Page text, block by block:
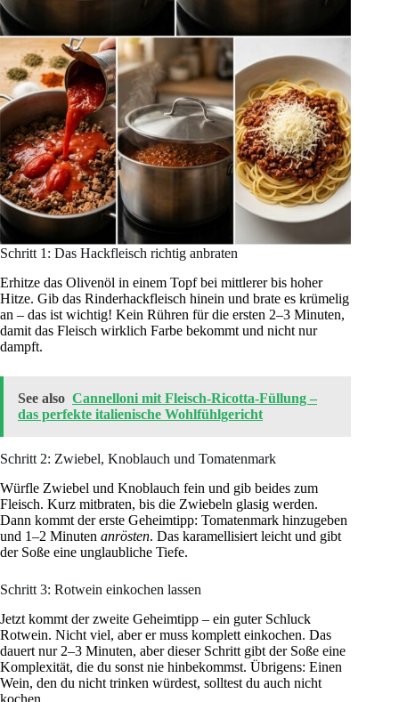
Schritt 1: Das Hackfleisch richtig anbraten
Erhitze das Olivenöl in einem Topf bei mittlerer bis hoher
Hitze. Gib das Rinderhackfleisch hinein und brate es krümelig
an – das ist wichtig! Kein Rühren für die ersten 2–3 Minuten,
damit das Fleisch wirklich Farbe bekommt und nicht nur
dampft.
See also Cannelloni mit Fleisch-Ricotta-Füllung –
das perfekte italienische Wohlfühlgericht
Schritt 2: Zwiebel, Knoblauch und Tomatenmark
Würfle Zwiebel und Knoblauch fein und gib beides zum
Fleisch. Kurz mitbraten, bis die Zwiebeln glasig werden.
Dann kommt der erste Geheimtipp: Tomatenmark hinzugeben
und 1–2 Minuten anrösten. Das karamellisiert leicht und gibt
der Soße eine unglaubliche Tiefe.
Schritt 3: Rotwein einkochen lassen
Jetzt kommt der zweite Geheimtipp – ein guter Schluck
Rotwein. Nicht viel, aber er muss komplett einkochen. Das
dauert nur 2–3 Minuten, aber dieser Schritt gibt der Soße eine
Komplexität, die du sonst nie hinbekommst. Übrigens: Einen
Wein, den du nicht trinken würdest, solltest du auch nicht
kochen.